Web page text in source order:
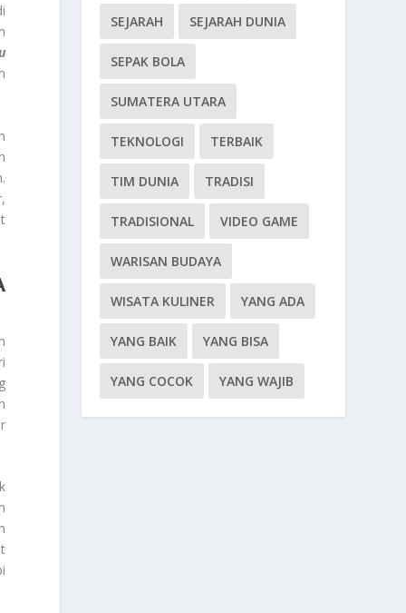
SEJARAH SEJARAH DUNIA
SEPAK BOLA
SUMATERA UTARA
TEKNOLOGI TERBAIK
TIM DUNIA TRADISI
TRADISIONAL VIDEO GAME
WARISAN BUDAYA
WISATA KULINER YANG ADA
YANG BAIK YANG BISA
YANG COCOK YANG WAJIB